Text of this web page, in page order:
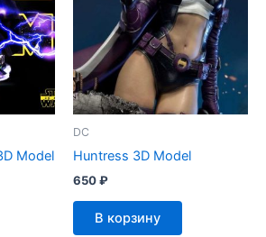
Model
DC
Huntress 3D Model
650₽
В корзину